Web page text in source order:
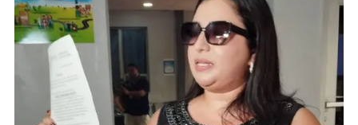
San Pedro
"Hay niveles, no le di lo que él quería":
maestra denuncia a secretario de
Educación en Cortés